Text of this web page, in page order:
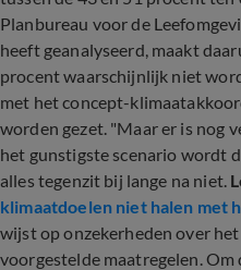
Planbureau voor de
heeft geanalyseerd, maakt
procent waarschijnlijk niet
met het concept-
worden gezet. "Maar er is nog
het gunstigste scenario wordt
alles tegenzit bij lange na niet.
klimaatdoelen niet halen met
wijst op onzekerheden over
voorgestelde maatregelen. Om